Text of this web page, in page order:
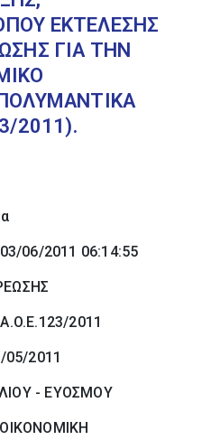
ΕΚΤΕΛΕΣΗΣ
ΓΙΑ ΤΗΝ
2011).
03/06/2011 06:14:55
A.O.E.123/2011
05/2011
- ΕΥΟΣΜΟΥ
ΟΙΚΟΝΟΜΙΚΗ